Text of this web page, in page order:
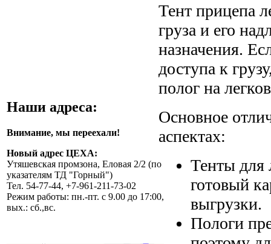
Наши адреса:
Внимание, мы переехали!
Новый адрес ЦЕХА:
Утяшевская промзона, Еловая 2/2 (по
указателям ТД "Горный")
Тел. 54-77-44, +7-961-211-73-02
Режим работы: пн.-пт. с 9.00 до 17:00,
вых.: сб.,вс.
Тент прицепа
груза и его
назначения.
доступа к
полог на
Основное
аспектах:
Тенты для
готовый
выгрузки.
Пологи